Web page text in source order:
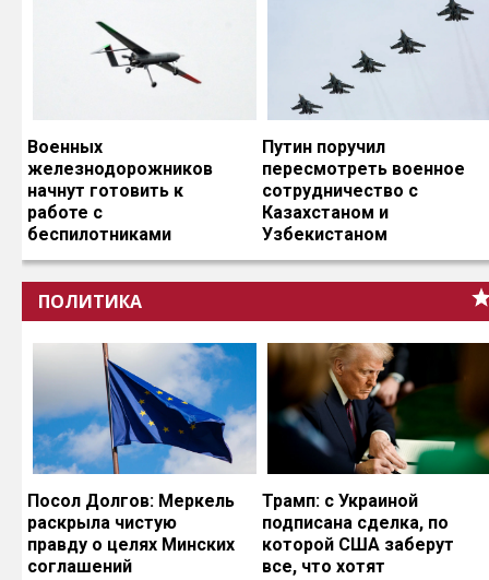
Военных
железнодорожников
начнут готовить к
работе с
беспилотниками
Путин поручил
пересмотреть военное
сотрудничество с
Казахстаном и
Узбекистаном
ПОЛИТИКА
Посол Долгов: Меркель
раскрыла чистую
правду о целях Минских
соглашений
Трамп: с Украиной
подписана сделка, по
которой США заберут
все, что хотят